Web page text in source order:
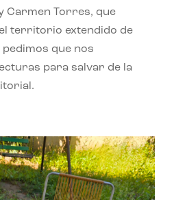
Carmen Torres, que
territorio extendido de
pedimos que nos
para salvar de la